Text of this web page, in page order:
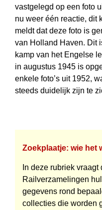
vastgelegd op een foto
nu weer één reactie, dit
meldt dat deze foto is
van Holland Haven. Dit
kamp van het Engelse
in augustus 1945 is
enkele foto’s uit 1952,
steeds duidelijk zijn te
Zoekplaatje: wie het
In deze rubriek
Railverzamelingen
gegevens rond
collecties die worden